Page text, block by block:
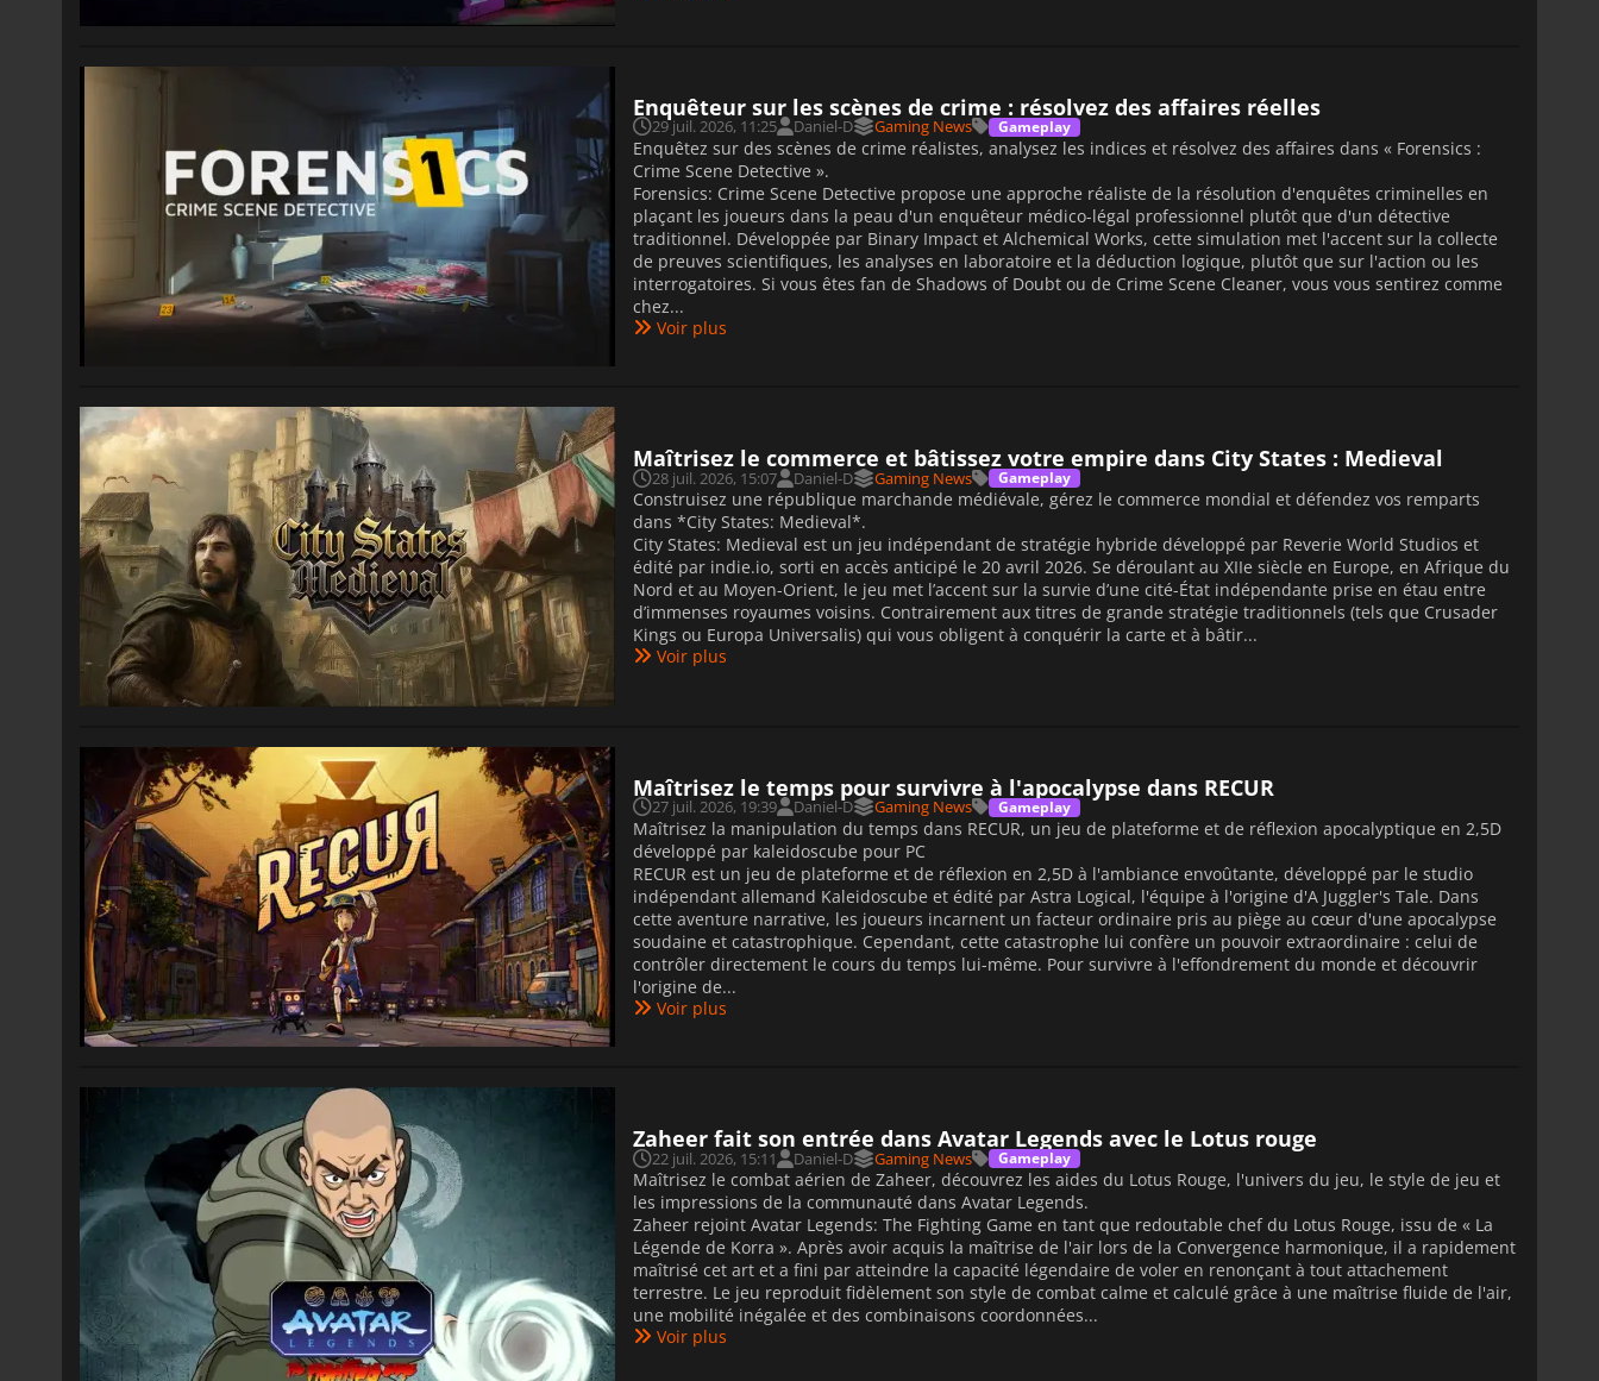
Enquêteur sur les scènes de crime : résolvez des affaires réelles
29 juil. 2026, 11:25 Daniel-D Gaming News Gameplay
Enquêtez sur des scènes de crime réalistes, analysez les indices et résolvez des affaires dans « Forensics :
Crime Scene Detective ».
Forensics: Crime Scene Detective propose une approche réaliste de la résolution d'enquêtes criminelles en
plaçant les joueurs dans la peau d'un enquêteur médico-légal professionnel plutôt que d'un détective
traditionnel. Développée par Binary Impact et Alchemical Works, cette simulation met l'accent sur la collecte
de preuves scientifiques, les analyses en laboratoire et la déduction logique, plutôt que sur l'action ou les
interrogatoires. Si vous êtes fan de Shadows of Doubt ou de Crime Scene Cleaner, vous vous sentirez comme
chez...
Voir plus
Maîtrisez le commerce et bâtissez votre empire dans City States : Medieval
28 juil. 2026, 15:07 Daniel-D Gaming News Gameplay
Construisez une république marchande médiévale, gérez le commerce mondial et défendez vos remparts
dans *City States: Medieval*.
City States: Medieval est un jeu indépendant de stratégie hybride développé par Reverie World Studios et
édité par indie.io, sorti en accès anticipé le 20 avril 2026. Se déroulant au XIIe siècle en Europe, en Afrique du
Nord et au Moyen-Orient, le jeu met l’accent sur la survie d’une cité-État indépendante prise en étau entre
d’immenses royaumes voisins. Contrairement aux titres de grande stratégie traditionnels (tels que Crusader
Kings ou Europa Universalis) qui vous obligent à conquérir la carte et à bâtir...
Voir plus
Maîtrisez le temps pour survivre à l'apocalypse dans RECUR
27 juil. 2026, 19:39 Daniel-D Gaming News Gameplay
Maîtrisez la manipulation du temps dans RECUR, un jeu de plateforme et de réflexion apocalyptique en 2,5D
développé par kaleidoscube pour PC
RECUR est un jeu de plateforme et de réflexion en 2,5D à l'ambiance envoûtante, développé par le studio
indépendant allemand Kaleidoscube et édité par Astra Logical, l'équipe à l'origine d'A Juggler's Tale. Dans
cette aventure narrative, les joueurs incarnent un facteur ordinaire pris au piège au cœur d'une apocalypse
soudaine et catastrophique. Cependant, cette catastrophe lui confère un pouvoir extraordinaire : celui de
contrôler directement le cours du temps lui-même. Pour survivre à l'effondrement du monde et découvrir
l'origine de...
Voir plus
Zaheer fait son entrée dans Avatar Legends avec le Lotus rouge
22 juil. 2026, 15:11 Daniel-D Gaming News Gameplay
Maîtrisez le combat aérien de Zaheer, découvrez les aides du Lotus Rouge, l'univers du jeu, le style de jeu et
les impressions de la communauté dans Avatar Legends.
Zaheer rejoint Avatar Legends: The Fighting Game en tant que redoutable chef du Lotus Rouge, issu de « La
Légende de Korra ». Après avoir acquis la maîtrise de l'air lors de la Convergence harmonique, il a rapidement
maîtrisé cet art et a fini par atteindre la capacité légendaire de voler en renonçant à tout attachement
terrestre. Le jeu reproduit fidèlement son style de combat calme et calculé grâce à une maîtrise fluide de l'air,
une mobilité inégalée et des combinaisons coordonnées...
Voir plus